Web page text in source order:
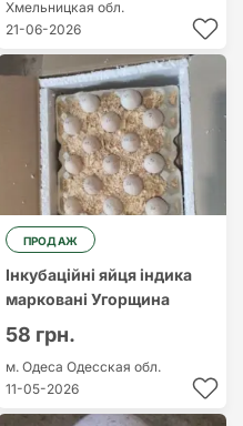
Хмельницкая обл.
21-06-2026
ПРОДАЖ
Інкубаційні яйця індика
марковані Угорщина
58 грн.
м. Одеса Одесская обл.
11-05-2026